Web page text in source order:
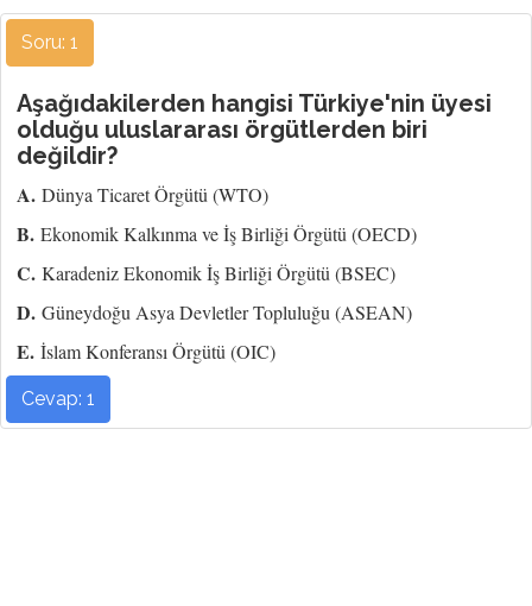
Soru: 1
Aşağıdakilerden hangisi Türkiye'nin üyesi
olduğu uluslararası örgütlerden biri
değildir?
A. Dünya Ticaret Örgütü (WTO)
B. Ekonomik Kalkınma ve İş Birliği Örgütü (OECD)
C. Karadeniz Ekonomik İş Birliği Örgütü (BSEC)
D. Güneydoğu Asya Devletler Topluluğu (ASEAN)
E. İslam Konferansı Örgütü (OIC)
Cevap: 1